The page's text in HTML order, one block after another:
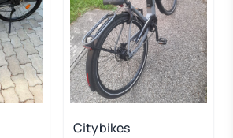
Citybikes